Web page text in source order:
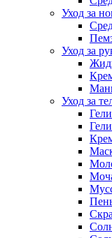
Уход за
Уход за
Уход за